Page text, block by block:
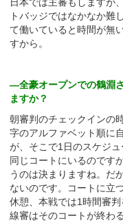
トバッジではなかなか難
て働いていると時間が無
すから。
—全豪オープンでの鶴淵
ますか？
朝審判のチェックインの
字のアルファベット順に
が、そこで1日のスケジ
同じコートにいるのです
うのは決まりますね。だ
ないのです。コートに立
休憩、本戦では1時間審判
線審はそのコートが終わ